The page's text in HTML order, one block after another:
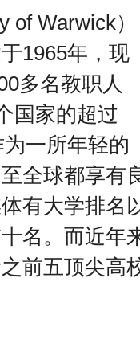
of Warwick）
1965年，现
多名教职人
国家的超过
一所年轻的
全球都享有
有大学排名
名。而近年
前五顶尖高